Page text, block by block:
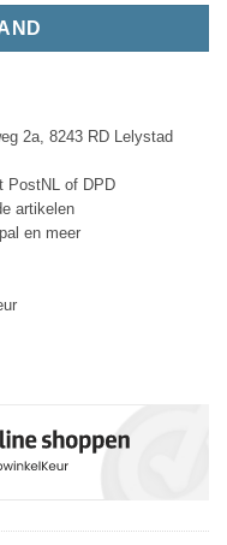
2a, 8243 RD Lelystad
PostNL of DPD
artikelen
en meer